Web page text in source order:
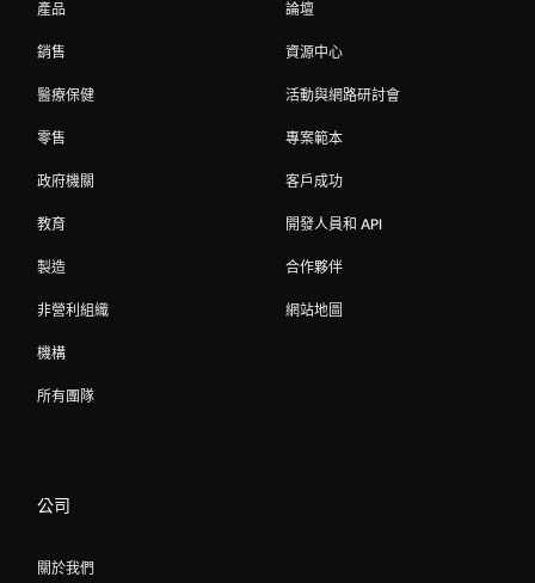
產品
銷售
醫療保健
零售
政府機關
教育
製造
非營利組織
機構
所有團隊
論壇
資源中心
活動與網路研討會
專案範本
客戶成功
開發人員和 API
合作夥伴
網站地圖
公司
關於我們